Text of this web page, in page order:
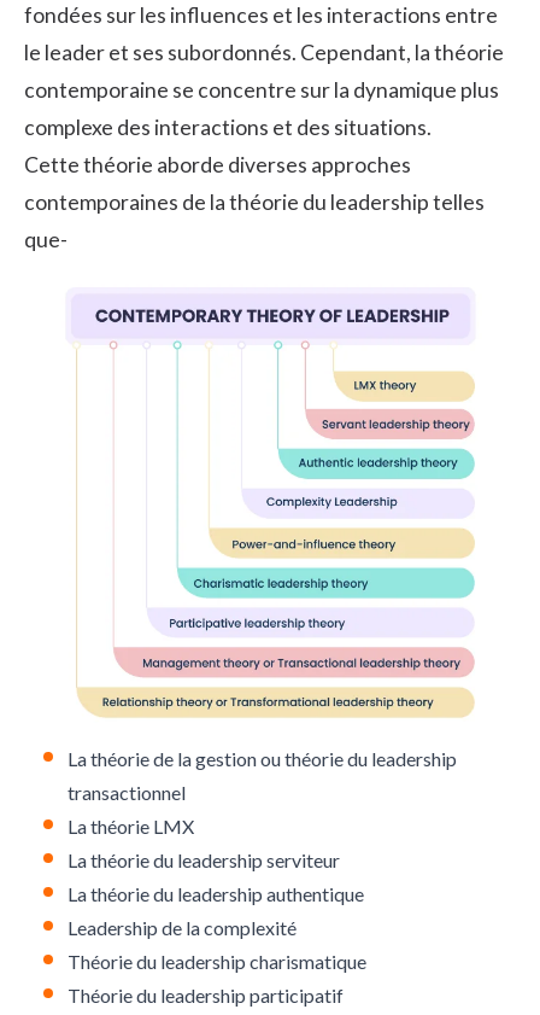
fondées sur les influences et les interactions entre
le leader et ses subordonnés. Cependant, la théorie
contemporaine se concentre sur la dynamique plus
complexe des interactions et des situations.
Cette théorie aborde diverses approches
contemporaines de la théorie du leadership telles
que-
La théorie de la gestion ou théorie du leadership
transactionnel
La théorie LMX
La théorie du leadership serviteur
La théorie du leadership authentique
Leadership de la complexité
Théorie du leadership charismatique
Théorie du leadership participatif